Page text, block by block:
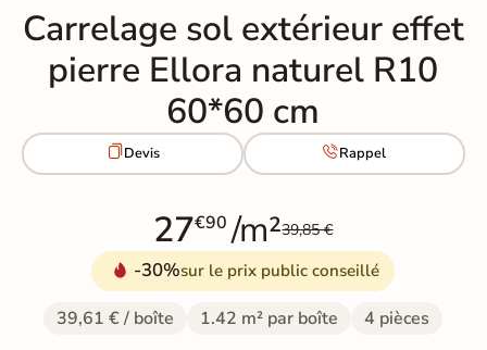
Carrelage sol extérieur effet
pierre Ellora naturel R10
60*60 cm
Devis Rappel
27€90 /m²39,85 €
-30%sur le prix public conseillé
39,61 € / boîte 1.42 m² par boîte 4 pièces